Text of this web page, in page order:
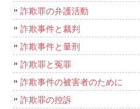
詐欺罪の弁護活動
詐欺事件と裁判
詐欺事件と量刑
詐欺罪と冤罪
詐欺事件の被害者のために
詐欺罪の控訴